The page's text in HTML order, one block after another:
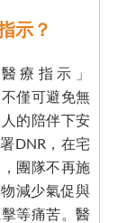
示？
療指示」
僅可避免無
的陪伴下安
DNR，在宅
團隊不再施
減少氣促與
等痛苦。醫